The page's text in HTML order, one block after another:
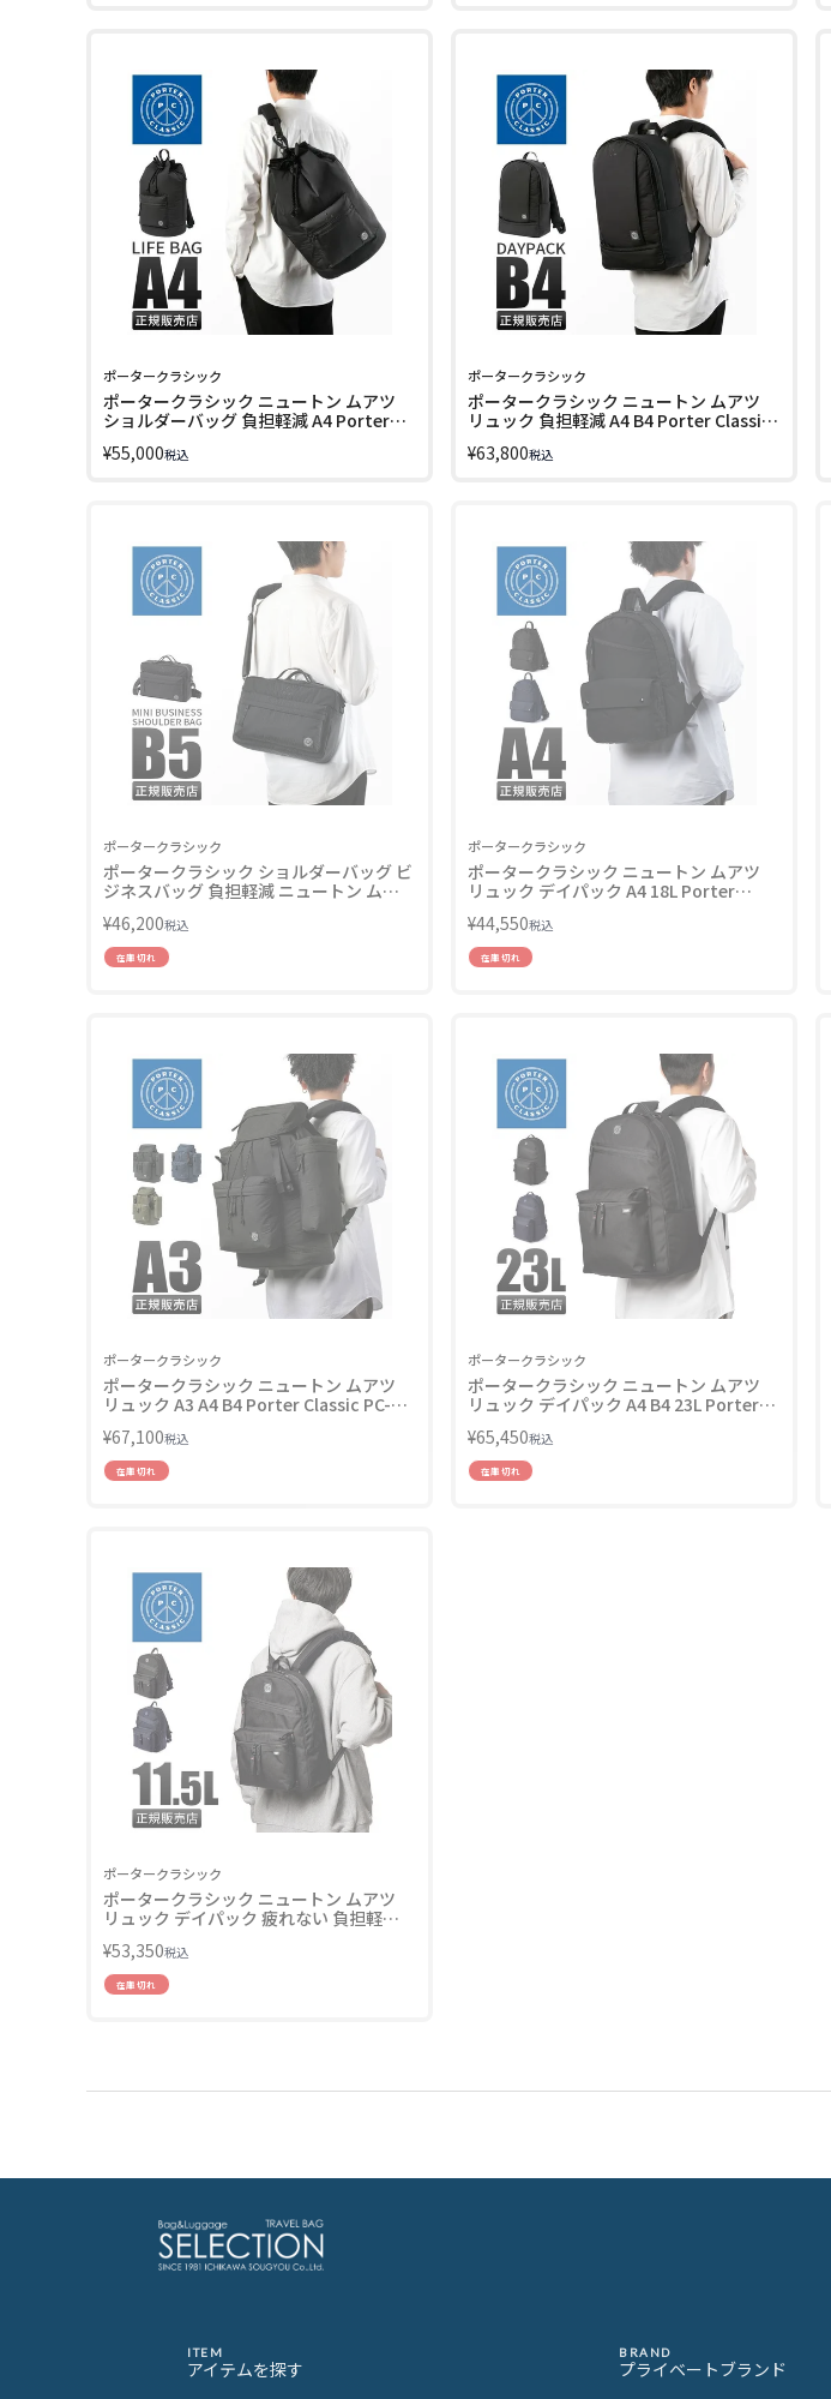
ポータークラシック
ポータークラシック ニュートン ムアツ
ショルダーバッグ 負担軽減 A4 Porter
¥55,000税込
ポータークラシック
ポータークラシック ニュートン ムアツ
リュック 負担軽減 A4 B4 Porter Classic
¥63,800税込
ポータークラシック
ポータークラシック ショルダーバッグ ビ
ジネスバッグ 負担軽減 ニュートン ムア
¥46,200税込
在庫切れ
ポータークラシック
ポータークラシック ニュートン ムアツ
リュック デイパック A4 18L Porter
¥44,550税込
在庫切れ
ポータークラシック
ポータークラシック ニュートン ムアツ
リュック A3 A4 B4 Porter Classic PC-
¥67,100税込
在庫切れ
ポータークラシック
ポータークラシック ニュートン ムアツ
リュック デイパック A4 B4 23L Porter
¥65,450税込
在庫切れ
ポータークラシック
ポータークラシック ニュートン ムアツ
リュック デイパック 疲れない 負担軽減 S
1415 LINECPN
¥53,350税込
在庫切れ
ITEM
アイテムを探す
BRAND
プライベートブランド